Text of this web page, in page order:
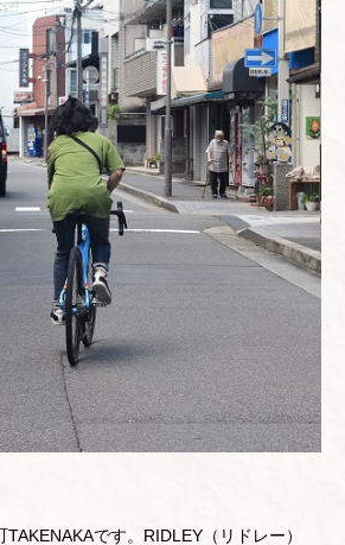
です。RIDLEY（リドレー）